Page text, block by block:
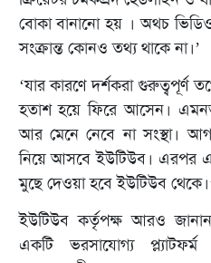
বোকা বানানো হয় । অথচ
সংক্রান্ত কোনও তথ্য থাকে না।’
‘যার কারণে দর্শকরা গুরুত্বপূর্ণ
হতাশ হয়ে ফিরে আসেন।
আর মেনে নেবে না সংস্থা।
নিয়ে আসবে ইউটিউব। এরপর
মুছে দেওয়া হবে ইউটিউব
ইউটিউব কর্তৃপক্ষ আরও
একটি ভরসাযোগ্য